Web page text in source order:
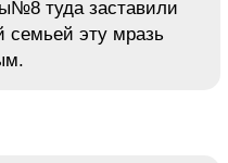
туда заставили
семьей эту мразь